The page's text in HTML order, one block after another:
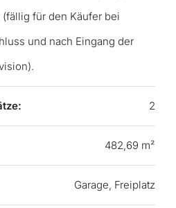
für den Käufer bei
und nach Eingang der
2
482,69 m²
Garage, Freiplatz